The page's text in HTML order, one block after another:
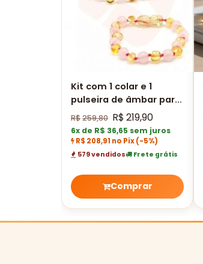
Kit com 1 colar e 1
pulseira de âmbar para
bebê barroco limão
polido com quartzo
rosa
R$259,80 R$ 219,90
6x de R$ 36,65 sem juros
R$ 208,91 no Pix(-5%)
579 vendidos Frete grátis
Comprar